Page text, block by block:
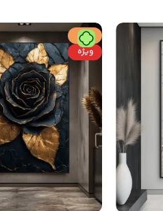
حراج
ویژه